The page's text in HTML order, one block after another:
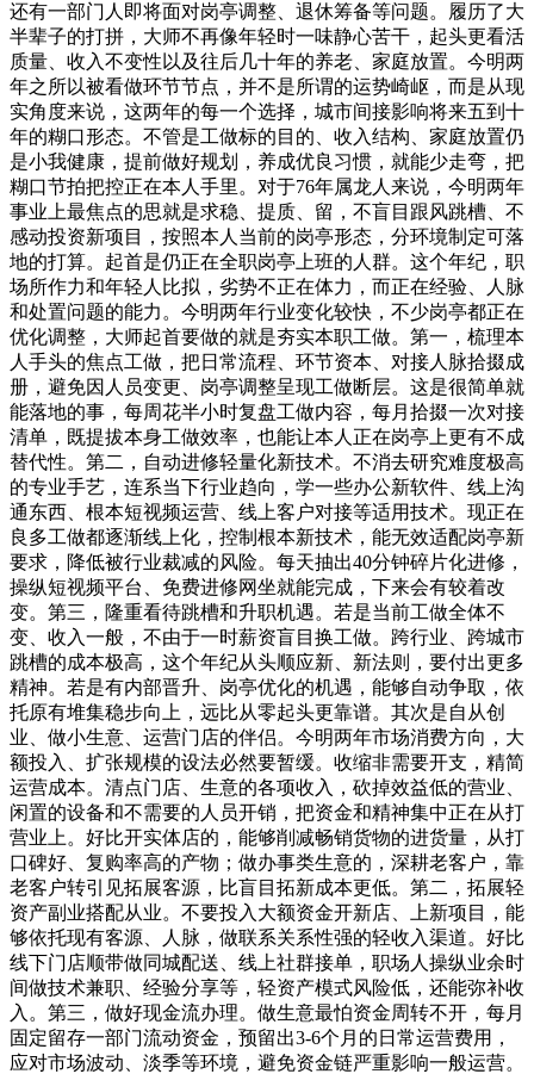
还有一部门人即将面对岗亭调整、退休筹备等问题。履历了大
半辈子的打拼，大师不再像年轻时一味静心苦干，起头更看活
质量、收入不变性以及往后几十年的养老、家庭放置。今明两
年之所以被看做环节节点，并不是所谓的运势崎岖，而是从现
实角度来说，这两年的每一个选择，城市间接影响将来五到十
年的糊口形态。不管是工做标的目的、收入结构、家庭放置仍
是小我健康，提前做好规划，养成优良习惯，就能少走弯，把
糊口节拍把控正在本人手里。对于76年属龙人来说，今明两年
事业上最焦点的思就是求稳、提质、留，不盲目跟风跳槽、不
感动投资新项目，按照本人当前的岗亭形态，分环境制定可落
地的打算。起首是仍正在全职岗亭上班的人群。这个年纪，职
场所作力和年轻人比拟，劣势不正在体力，而正在经验、人脉
和处置问题的能力。今明两年行业变化较快，不少岗亭都正在
优化调整，大师起首要做的就是夯实本职工做。第一，梳理本
人手头的焦点工做，把日常流程、环节资本、对接人脉拾掇成
册，避免因人员变更、岗亭调整呈现工做断层。这是很简单就
能落地的事，每周花半小时复盘工做内容，每月拾掇一次对接
清单，既提拔本身工做效率，也能让本人正在岗亭上更有不成
替代性。第二，自动进修轻量化新技术。不消去研究难度极高
的专业手艺，连系当下行业趋向，学一些办公新软件、线上沟
通东西、根本短视频运营、线上客户对接等适用技术。现正在
良多工做都逐渐线上化，控制根本新技术，能无效适配岗亭新
要求，降低被行业裁减的风险。每天抽出40分钟碎片化进修，
操纵短视频平台、免费进修网坐就能完成，下来会有较着改
变。第三，隆重看待跳槽和升职机遇。若是当前工做全体不
变、收入一般，不由于一时薪资盲目换工做。跨行业、跨城市
跳槽的成本极高，这个年纪从头顺应新、新法则，要付出更多
精神。若是有内部晋升、岗亭优化的机遇，能够自动争取，依
托原有堆集稳步向上，远比从零起头更靠谱。其次是自从创
业、做小生意、运营门店的伴侣。今明两年市场消费方向，大
额投入、扩张规模的设法必然要暂缓。收缩非需要开支，精简
运营成本。清点门店、生意的各项收入，砍掉效益低的营业、
闲置的设备和不需要的人员开销，把资金和精神集中正在从打
营业上。好比开实体店的，能够削减畅销货物的进货量，从打
口碑好、复购率高的产物；做办事类生意的，深耕老客户，靠
老客户转引见拓展客源，比盲目拓新成本更低。第二，拓展轻
资产副业搭配从业。不要投入大额资金开新店、上新项目，能
够依托现有客源、人脉，做联系关系性强的轻收入渠道。好比
线下门店顺带做同城配送、线上社群接单，职场人操纵业余时
间做技术兼职、经验分享等，轻资产模式风险低，还能弥补收
入。第三，做好现金流办理。做生意最怕资金周转不开，每月
固定留存一部门流动资金，预留出3-6个月的日常运营费用，
应对市场波动、淡季等环境，避免资金链严重影响一般运营。